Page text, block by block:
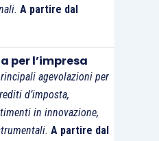
A partire dal
per l’impresa
agevolazioni per
d’imposta,
in innovazione,
A partire dal